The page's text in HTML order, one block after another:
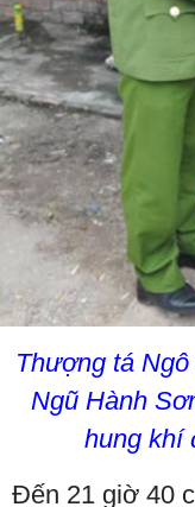
Thượng tá
Ngũ Hành
hung khí
Đến 21 giờ 40